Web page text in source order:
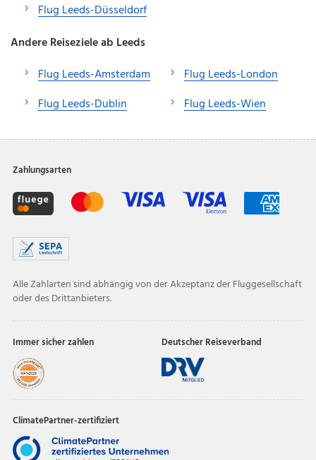
Flug Leeds-Düsseldorf
Andere Reiseziele ab Leeds
Flug Leeds-Amsterdam
Flug Leeds-Dublin
Flug Leeds-London
Flug Leeds-Wien